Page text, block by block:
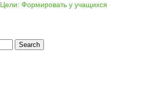
Цели: Формировать у учащихся